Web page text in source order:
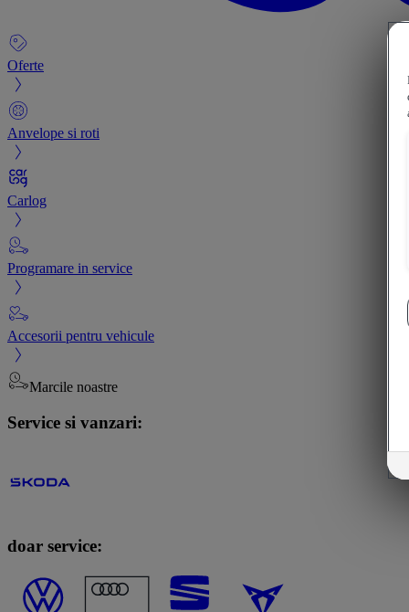
Oferte
Anvelope si roti
Carlog
Programare in service
Accesorii pentru vehicule
Marcile noastre
Service si vanzari:
doar service: